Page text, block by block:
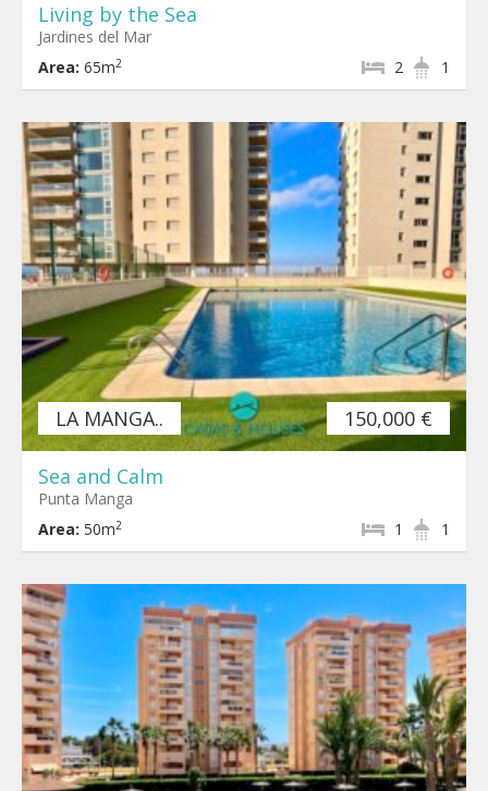
Living by the Sea
Jardines del Mar
Area: 65m2 1
2
LA MANGA.. 150,000 €
Sea and Calm
Punta Manga
Area: 50m2 1
1